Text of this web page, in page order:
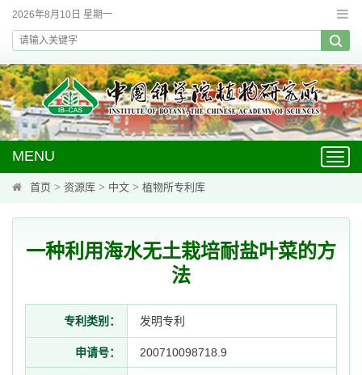
2026年8月10日 星期一
MENU
首页 > 资源库 > 中文 > 植物所专利库
一种利用海水无土栽培耐盐叶菜的方
法
专利类别： 发明专利
申请号： 200710098718.9